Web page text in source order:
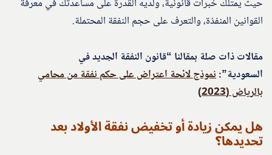
حيث يمتلك خبرات قانونية، ولديه القدرة على مساعدتك في معرفة
القوانين المنفذة، والتعرف على حجم النفقة المحتملة.
مقالات ذات صلة بمقالنا “قانون النفقة الجديد في
السعودية”:نموذج لائحة اعتراض على حكم نفقة من محامي
بالرياض (2023)
هل يمكن زيادة أو تخفيض نفقة الأولاد بعد
تحديدها؟